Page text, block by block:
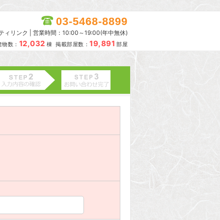
03-5468-8899
ィリンク | 営業時間：10:00～19:00(年中無休)
数： 12,032 棟 掲載部屋数： 19,891 部屋